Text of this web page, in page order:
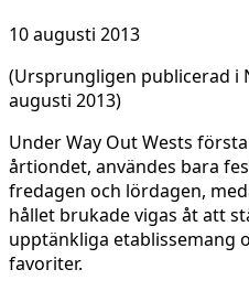
10 augusti 2013
(Ursprungligen publicerad i
augusti 2013)
Under Way Out Wests
årtiondet, användes bara
fredagen och lördagen,
hållet brukade vigas åt att
upptänkliga etablissemang
favoriter.